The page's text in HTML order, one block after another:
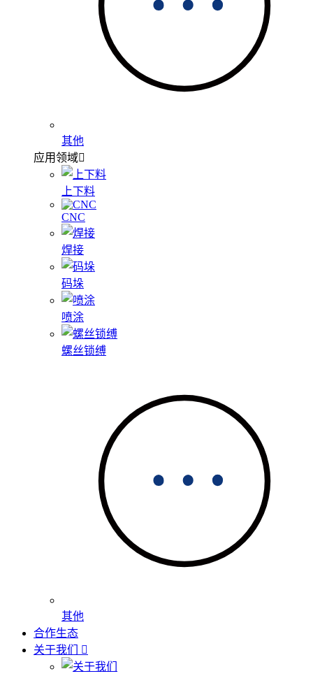
其他
应用领域
上下料
CNC
焊接
码垛
喷涂
螺丝锁缚
其他
合作生态
关于我们